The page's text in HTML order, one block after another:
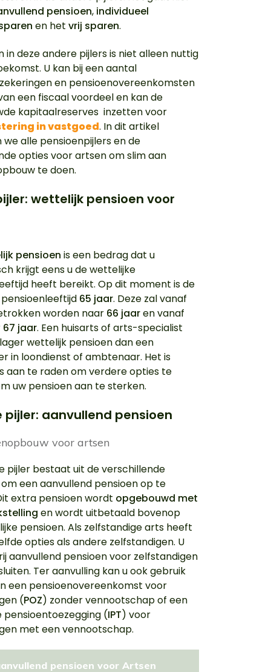
pensioen, individueel
en hetvrij sparen.
in deze andere pijlers is niet alleen nuttig
U kan bij een aantal
en pensioenovereenkomsten
een fiscaal voordeel en kan de
kapitaalreserves inzetten voor
in vastgoed. In dit artikel
alle pensioenpijlers en de
opties voor artsen om slim aan
te doen.
wettelijk pensioen voor
pensioen is een bedrag dat u
krijgt eens u de wettelijke
heeft bereikt. Op dit moment is de
65 jaar. Deze zal vanaf
worden naar 66 jaaren vanaf
67 jaar. Een huisarts of arts-specialist
wettelijk pensioen dan een
in loondienst of ambtenaar. Het is
aan te raden om verdere opties te
uw pensioen aan te sterken.
pijler: aanvullend pensioen
pijler bestaat uit de verschillende
een aanvullend pensioen op te
extra pensioen wordt opgebouwd met
en wordt uitbetaald bovenop
pensioen. Als zelfstandige arts heeft
opties als andere zelfstandigen. U
aanvullend pensioen voor zelfstandigen
Ter aanvulling kan u ook gebruik
een pensioenovereenkomst voor
(POZ) zonder vennootschap of een
pensioentoezegging (IPT) voor
met een vennootschap.
pensioen voor Artsen